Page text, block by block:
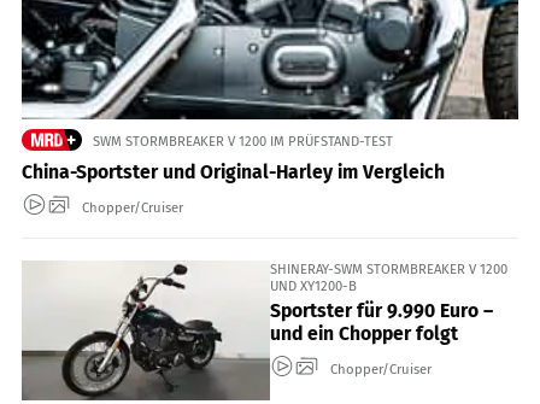
SWM STORMBREAKER V 1200 IM PRÜFSTAND-TEST
China-Sportster und Original-Harley im Vergleich
Chopper/Cruiser
SHINERAY-SWM STORMBREAKER V 1200
UND XY1200-B
Sportster für 9.990 Euro –
und ein Chopper folgt
Chopper/Cruiser